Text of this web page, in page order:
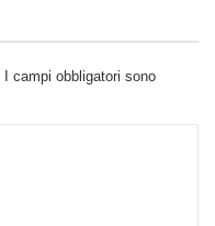
I campi obbligatori sono